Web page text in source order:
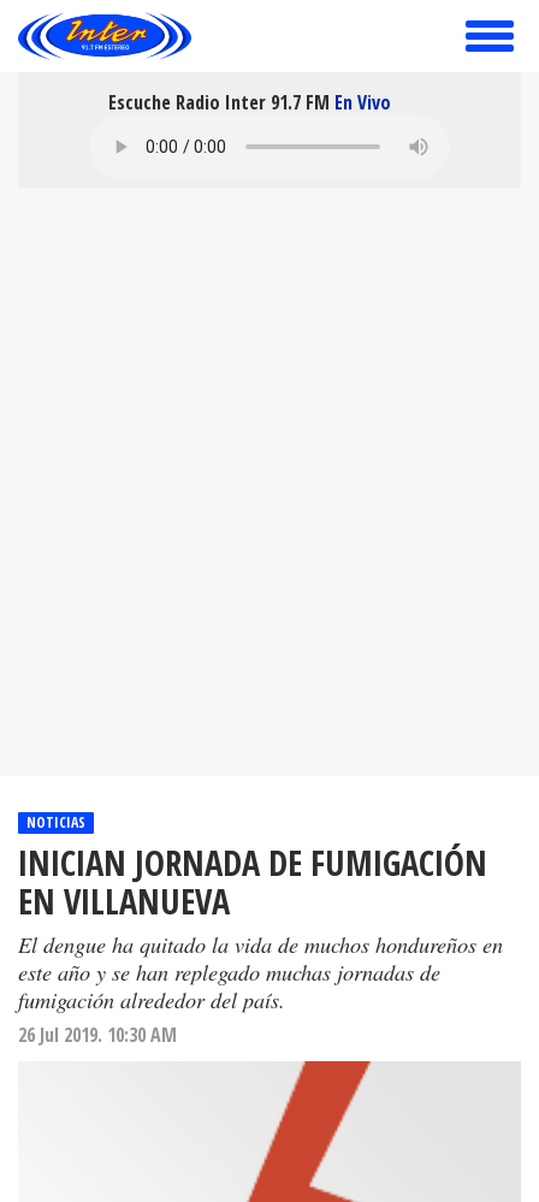
toggle
Escuche Radio Inter 91.7 FM En Vivo
NOTICIAS
INICIAN JORNADA DE FUMIGACIÓN
EN VILLANUEVA
El dengue ha quitado la vida de muchos hondureños en
este año y se han replegado muchas jornadas de
fumigación alrededor del país.
26 Jul 2019. 10:30 AM